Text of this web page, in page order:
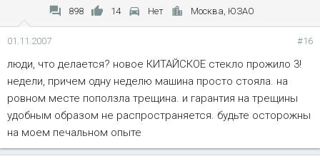
898 14 Нет Москва, ЮЗАО
01.11.2007 #16
люди, что делается? новое КИТАЙСКОЕ стекло прожило 3!
недели, причем одну неделю машина просто стояла. на
ровном месте поползла трещина. и гарантия на трещины
удобным образом не распространяется. будьте осторожны
на моем печальном опыте